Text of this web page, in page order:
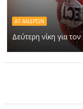
Α1 ΑΝΔΡΏΝ
Δεύτερη νίκη για